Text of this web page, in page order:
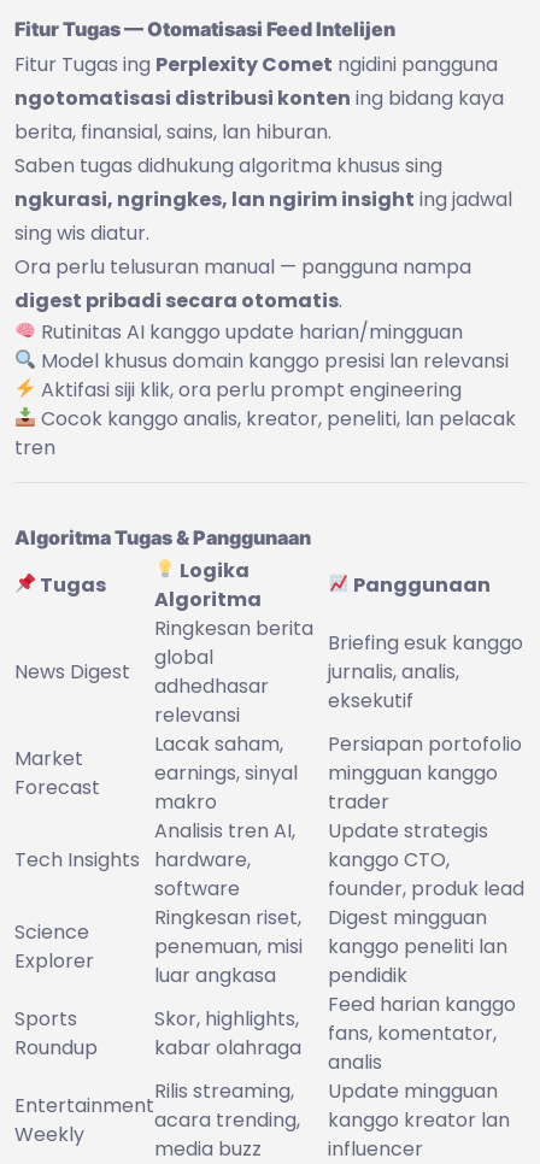
Fitur Tugas — Otomatisasi Feed Intelijen
Fitur Tugas ing Perplexity Comet ngidini pangguna
ngotomatisasi distribusi konten ing bidang kaya
berita, finansial, sains, lan hiburan.
Saben tugas didhukung algoritma khusus sing
ngkurasi, ngringkes, lan ngirim insight ing jadwal
sing wis diatur.
Ora perlu telusuran manual — pangguna nampa
digest pribadi secara otomatis.
Rutinitas AI kanggo update harian/mingguan
Model khusus domain kanggo presisi lan relevansi
Aktifasi siji klik, ora perlu prompt engineering
Cocok kanggo analis, kreator, peneliti, lan pelacak
tren
Algoritma Tugas & Panggunaan
Tugas
Logika
Algoritma
Panggunaan
News Digest
Ringkesan berita
global
adhedhasar
relevansi
Briefing esuk kanggo
jurnalis, analis,
eksekutif
Market
Forecast
Lacak saham,
earnings, sinyal
makro
Persiapan portofolio
mingguan kanggo
trader
Tech Insights
Analisis tren AI,
hardware,
software
Update strategis
kanggo CTO,
founder, produk lead
Science
Explorer
Ringkesan riset,
penemuan, misi
luar angkasa
Digest mingguan
kanggo peneliti lan
pendidik
Sports
Roundup
Skor, highlights,
kabar olahraga
Feed harian kanggo
fans, komentator,
analis
Entertainment
Weekly
Rilis streaming,
acara trending,
media buzz
Update mingguan
kanggo kreator lan
influencer